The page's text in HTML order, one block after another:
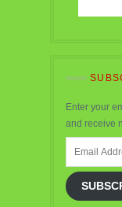
Enter your
and receive